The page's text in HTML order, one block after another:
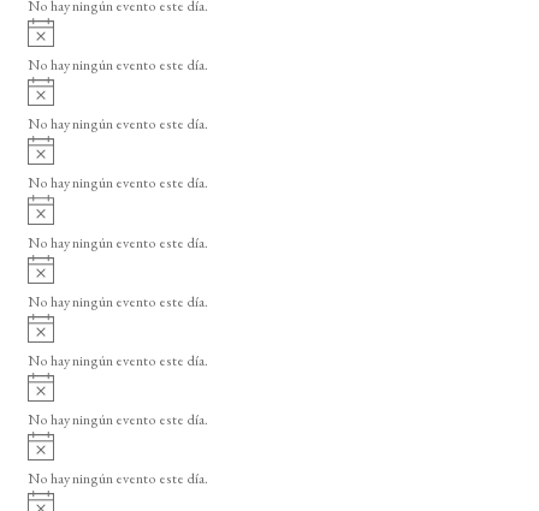
i
o
No hay ningún evento este día.
A
v
i
o
No hay ningún evento este día.
A
v
i
o
No hay ningún evento este día.
A
v
i
o
No hay ningún evento este día.
A
v
i
o
No hay ningún evento este día.
A
v
i
o
No hay ningún evento este día.
A
v
i
o
No hay ningún evento este día.
A
v
i
o
No hay ningún evento este día.
A
v
i
No hay ningún evento este día.
A